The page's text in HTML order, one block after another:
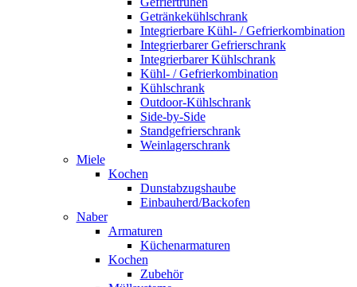
Getränkekühlschrank
Integrierbare Kühl- / Gefrierkombination
Integrierbarer Gefrierschrank
Integrierbarer Kühlschrank
Kühl- / Gefrierkombination
Kühlschrank
Outdoor-Kühlschrank
Side-by-Side
Standgefrierschrank
Weinlagerschrank
Miele
Kochen
Dunstabzugshaube
Einbauherd/Backofen
Naber
Armaturen
Küchenarmaturen
Kochen
Zubehör